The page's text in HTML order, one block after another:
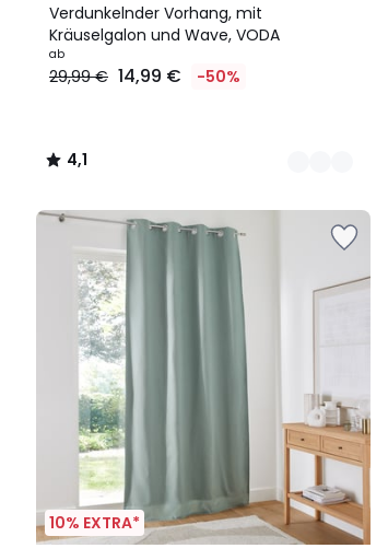
Verdunkelnder Vorhang, mit
Kräuselgalon und Wave, VODA
Ab
14,99
€
Rabatt
angewendet.
ab
29,99 € 14,99 € -50%
/ 5
Farben
4,1
/
10% EXTRA*